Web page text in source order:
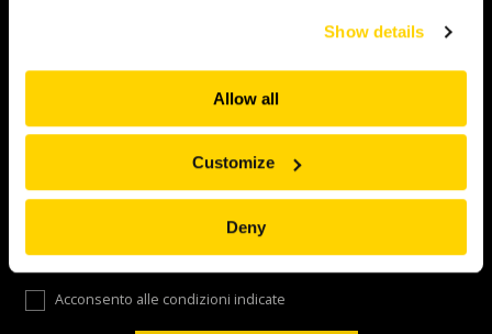
and serve you content that truly matters. Join us and
explore more!
Show details
Allow all
Customize
Deny
Tieni presente che per noi la tua privacy è importante, pertanto non
condivideremo mai le tue informazioni di contatto con terze parti (a
sulla privacy e le informazioni sulla raccolta e l'elaborazione dei
dati.
Acconsento alle condizioni indicate